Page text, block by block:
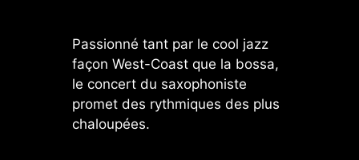
Passionné tant par le cool jazz
façon West-Coast que la bossa,
le concert du saxophoniste
promet des rythmiques des plus
chaloupées.